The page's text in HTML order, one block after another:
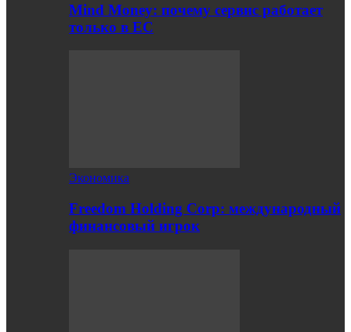
Mind Money: почему сервис работает
только в ЕС
Экономика
Freedom Holding Corp: международный
финансовый игрок